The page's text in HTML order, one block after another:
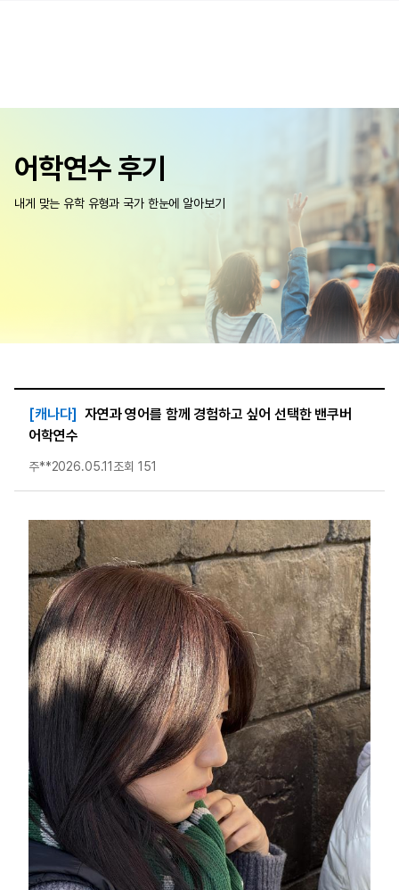
어학연수 후기
내게 맞는 유학 유형과 국가 한눈에 알아보기
[캐나다] 자연과 영어를 함께 경험하고 싶어 선택한 밴쿠버
어학연수
주**2026.05.11 조회 151